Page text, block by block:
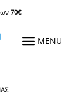
70€
MENU